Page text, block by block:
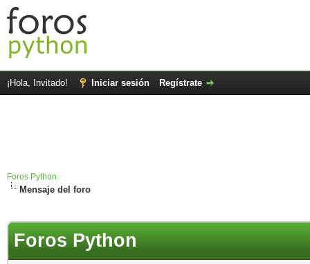
¡Hola, Invitado! Iniciar sesión Regístrate
Foros Python
Mensaje del foro
Foros Python